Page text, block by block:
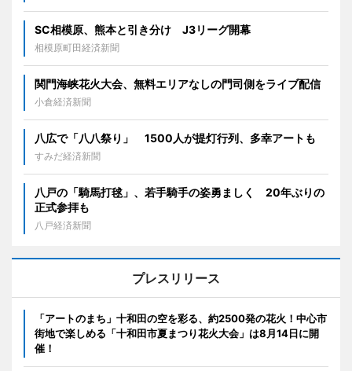
SC相模原、熊本と引き分け J3リーグ開幕
相模原町田経済新聞
関門海峡花火大会、無料エリアなしの門司側をライブ配信
小倉経済新聞
八広で「八八祭り」 1500人が提灯行列、多幸アートも
すみだ経済新聞
八戸の「騎馬打毬」、若手騎手の姿勇ましく 20年ぶりの
正式参拝も
八戸経済新聞
プレスリリース
「アートのまち」十和田の空を彩る、約2500発の花火！中心市
街地で楽しめる「十和田市夏まつり花火大会」は8月14日に開
催！